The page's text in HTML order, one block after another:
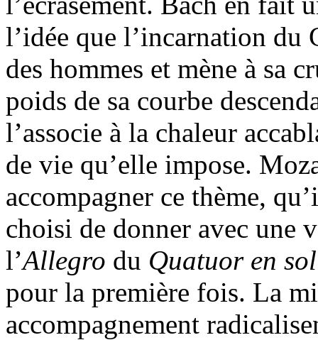
l’idée que l’incarnation du
des hommes et mène à sa
poids de sa courbe
l’associe à la chaleur
de vie qu’elle impose.
accompagner ce thème,
choisi de donner avec une
l’Allegro du Quatuor en
pour la première fois. La
accompagnement